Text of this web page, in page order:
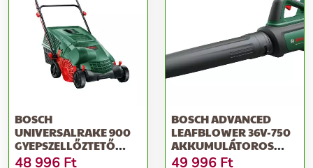
BOSCH
UNIVERSALRAKE 900
GYEPSZELLŐZTETŐ
060088A001
48 996 Ft
BOSCH ADVANCED
LEAFBLOWER 36V-750
AKKUMULÁTOROS
LOMBFÚVÓ (AKKU
49 996 Ft